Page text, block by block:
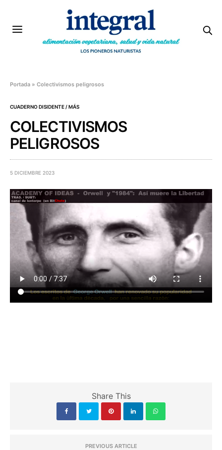
Portada »Colectivismos peligrosos
CUADERNO DISIDENTE / MÁS
COLECTIVISMOS
PELIGROSOS
5 DICIEMBRE 2023
Share This
PREVIOUS ARTICLE